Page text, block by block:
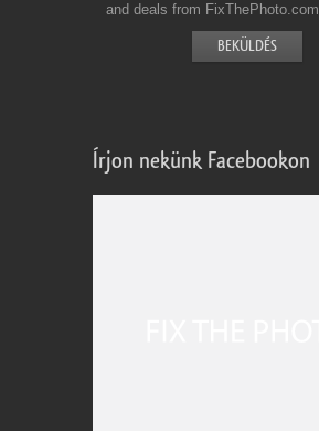
and deals from FixThePhoto.com
Írjon nekünk Facebookon